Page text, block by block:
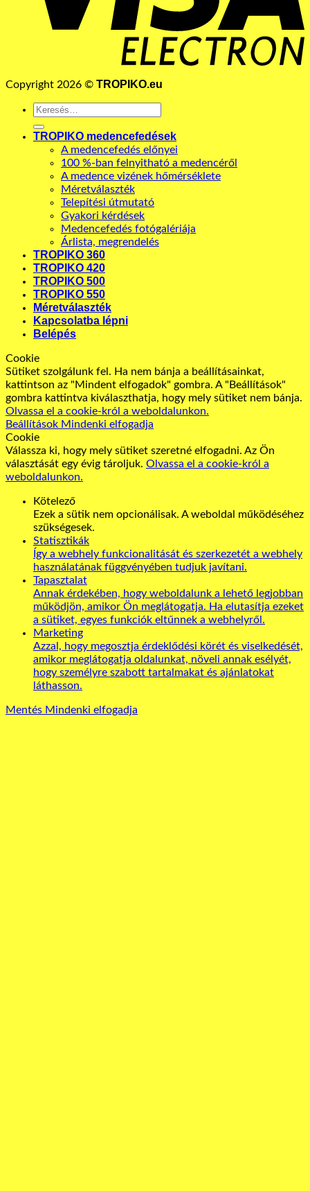
Copyright 2026 © TROPIKO.eu
Keresés
következőre:
TROPIKO medencefedések
A medencefedés előnyei
100 %-ban felnyitható a medencéről
A medence vizének hőmérséklete
Méretválaszték
Telepítési útmutató
Gyakori kérdések
Medencefedés fotógalériája
Árlista, megrendelés
TROPIKO 360
TROPIKO 420
TROPIKO 500
TROPIKO 550
Méretválaszték
Kapcsolatba lépni
Belépés
Cookie
Sütiket szolgálunk fel. Ha nem bánja a beállításainkat,
kattintson az "Mindent elfogadok" gombra. A "Beállítások"
gombra kattintva kiválaszthatja, hogy mely sütiket nem bánja.
Olvassa el a cookie-król a weboldalunkon.
Beállítások Mindenki elfogadja
Cookie
Válassza ki, hogy mely sütiket szeretné elfogadni. Az Ön
választását egy évig tároljuk. Olvassa el a cookie-król a
weboldalunkon.
Kötelező
Ezek a sütik nem opcionálisak. A weboldal működéséhez
szükségesek.
Statisztikák
Így a webhely funkcionalitását és szerkezetét a webhely
használatának függvényében tudjuk javítani.
Tapasztalat
Annak érdekében, hogy weboldalunk a lehető legjobban
működjön, amikor Ön meglátogatja. Ha elutasítja ezeket
a sütiket, egyes funkciók eltűnnek a webhelyről.
Marketing
Azzal, hogy megosztja érdeklődési körét és viselkedését,
amikor meglátogatja oldalunkat, növeli annak esélyét,
hogy személyre szabott tartalmakat és ajánlatokat
láthasson.
Mentés Mindenki elfogadja